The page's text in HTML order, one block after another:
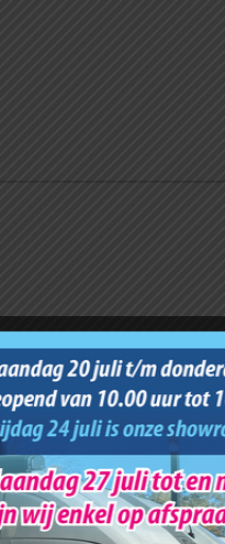
Wij hadden het bedrijf
zeer onder de indruk waren.
met het juiste advies
netjes.
hier zaken te doen.